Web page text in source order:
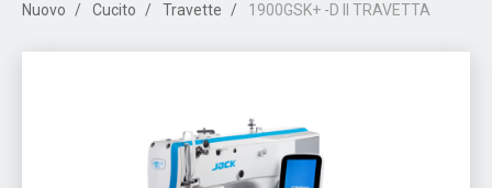
Nuovo Cucito Travette 1900GSK+ -D II TRAVETTA